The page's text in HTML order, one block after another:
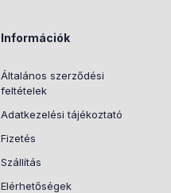
Információk
Általános szerződési
feltételek
Adatkezelési tájékoztató
Fizetés
Szállítás
Elérhetőségek